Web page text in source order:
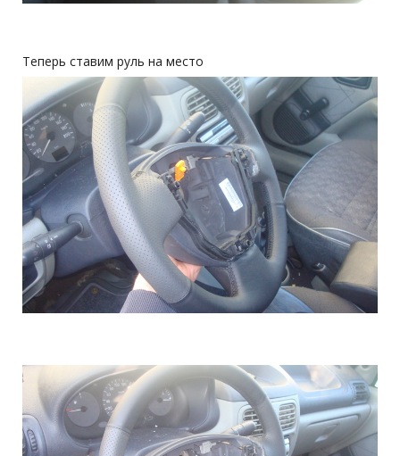
Теперь ставим руль на место